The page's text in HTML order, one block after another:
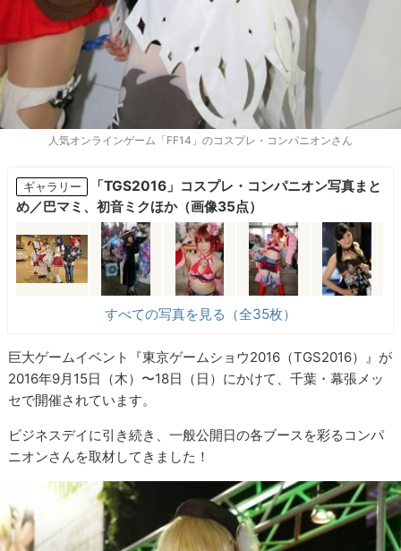
人気オンラインゲーム「FF14」のコスプレ・コンパニオンさん
ギャラリー
「TGS2016」コスプレ・コンパニオン写真まと
め／巴マミ、初音ミクほか（画像35点）
すべての写真を見る（全35枚）
巨大ゲームイベント『東京ゲームショウ2016（TGS2016）』が
2016年9月15日（木）〜18日（日）にかけて、千葉・幕張メッ
セで開催されています。
ビジネスデイに引き続き、一般公開日の各ブースを彩るコンパ
ニオンさんを取材してきました！